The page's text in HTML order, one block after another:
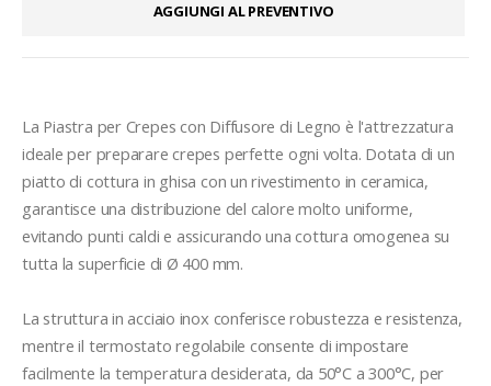
AGGIUNGI AL PREVENTIVO
La Piastra per Crepes con Diffusore di Legno è l'attrezzatura
ideale per preparare crepes perfette ogni volta. Dotata di un
piatto di cottura in ghisa con un rivestimento in ceramica,
garantisce una distribuzione del calore molto uniforme,
evitando punti caldi e assicurando una cottura omogenea su
tutta la superficie di Ø 400 mm.
La struttura in acciaio inox conferisce robustezza e resistenza,
mentre il termostato regolabile consente di impostare
facilmente la temperatura desiderata, da 50°C a 300°C, per